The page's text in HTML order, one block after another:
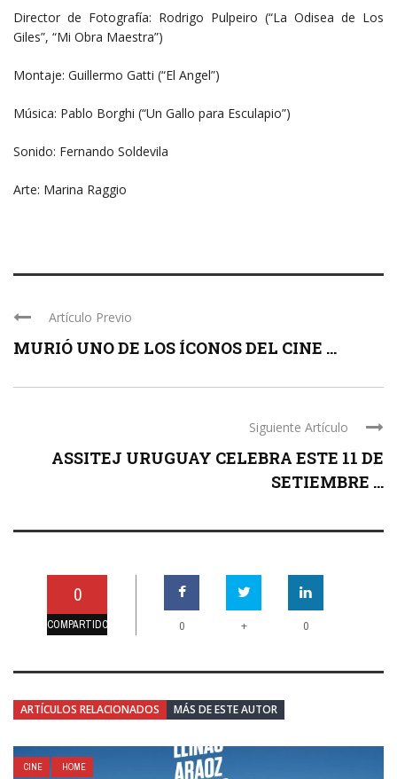
Director de Fotografía: Rodrigo Pulpeiro (“La Odisea de Los
Giles”, “Mi Obra Maestra”)
Montaje: Guillermo Gatti (“El Angel”)
Música: Pablo Borghi (“Un Gallo para Esculapio”)
Sonido: Fernando Soldevila
Arte: Marina Raggio
Artículo Previo
MURIÓ UNO DE LOS ÍCONOS DEL CINE ...
Siguiente Artículo
ASSITEJ URUGUAY CELEBRA ESTE 11 DE
SETIEMBRE ...
0
COMPARTIDO 0 + 0
ARTÍCULOS RELACIONADOS MÁS DE ESTE AUTOR
CINE HOME